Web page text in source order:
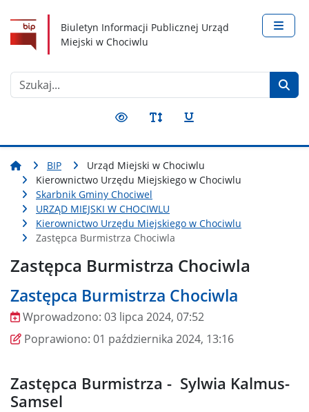
Biuletyn Informacji Publicznej Urząd
Miejski w Chociwlu
Szukaj
BIP
Urząd Miejski w Chociwlu
Kierownictwo Urzędu Miejskiego w Chociwlu
Skarbnik Gminy Chociwel
URZĄD MIEJSKI W CHOCIWLU
Kierownictwo Urzędu Miejskiego w Chociwlu
Zastępca Burmistrza Chociwla
Zastępca Burmistrza Chociwla
Zastępca Burmistrza Chociwla
Wprowadzono
Wprowadzono: 03 lipca 2024, 07:52
Poprawiono
Poprawiono: 01 października 2024, 13:16
Zastępca Burmistrza - Sylwia Kalmus-
Samsel